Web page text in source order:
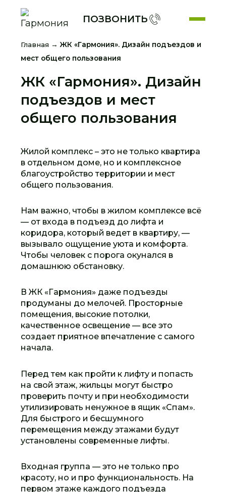
ПОЗВОНИТЬ
Главная →ЖК «Гармония». Дизайн подъездов и
мест общего пользования
ЖК «Гармония». Дизайн
подъездов и мест
общего пользования
Жилой комплекс – это не только квартира
в отдельном доме, но и комплексное
благоустройство территории и мест
общего пользования.
Нам важно, чтобы в жилом комплексе всё
— от входа в подъезд до лифта и
коридора, который ведет в квартиру, —
вызывало ощущение уюта и комфорта.
Чтобы человек с порога окунался в
домашнюю обстановку.
В ЖК «Гармония» даже подъезды
продуманы до мелочей. Просторные
помещения, высокие потолки,
качественное освещение — все это
создает приятное впечатление с самого
начала.
Перед тем как пройти к лифту и попасть
на свой этаж, жильцы могут быстро
проверить почту и при необходимости
утилизировать ненужное в ящик «Спам».
Для быстрого и бесшумного
перемещения между этажами будут
установлены современные лифты.
Входная группа — это не только про
красоту, но и про функциональность. На
первом этаже каждого подъезда